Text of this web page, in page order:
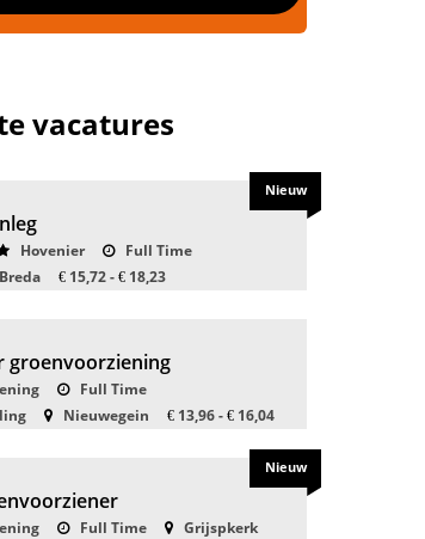
vacatures
Hovenier
Full Time
Breda € 15,72 - € 18,23
Nieuw
groenvoorziening
Full Time
Nieuwegein € 13,96 - € 16,04
Full Time Grijspkerk
Nieuw